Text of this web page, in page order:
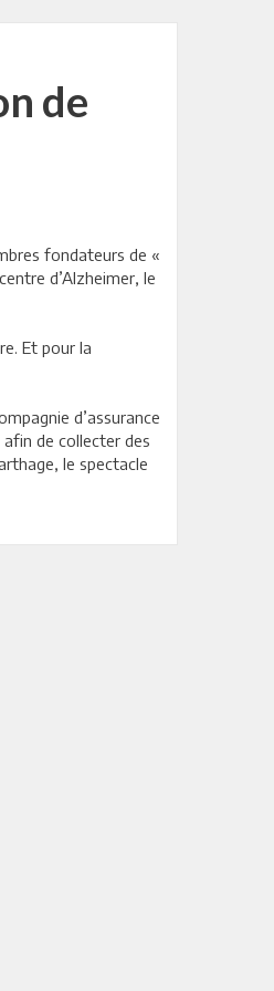
de
fondateurs de «
d’Alzheimer, le
Et pour la
d’assurance
de collecter des
le spectacle